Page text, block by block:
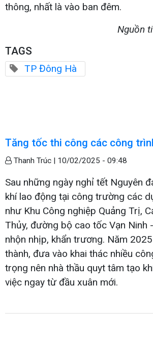
thông, nhất là vào ban đêm.
Nguồn
TAGS
TP Đông Hà
Tăng tốc thi công các công
Thanh Trúc | 10/02/2025 - 09:48
Sau những ngày nghỉ tết Nguyên
khí lao động tại công trường các
như Khu Công nghiệp Quảng Trị,
Thủy, đường bộ cao tốc Vạn Ninh
nhộn nhịp, khẩn trương. Năm
thành, đưa vào khai thác nhiều
trọng nên nhà thầu quyt tâm tạo
việc ngay từ đầu xuân mới.